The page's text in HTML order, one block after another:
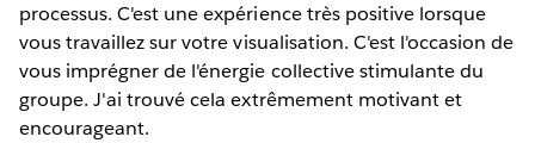
processus. C'est une expérience très positive lorsque
vous travaillez sur votre visualisation. C'est l'occasion de
vous imprégner de l'énergie collective stimulante du
groupe. J'ai trouvé cela extrêmement motivant et
encourageant.